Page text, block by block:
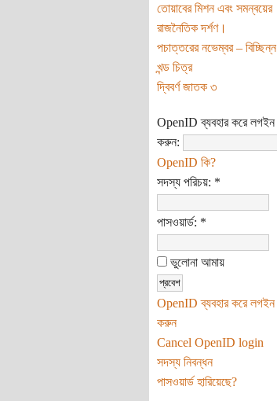
তোয়াবের মিশন এবং সমন্বয়ের
রাজনৈতিক দর্শণ।
পচাত্তরের নভেম্বর – বিচ্ছিন্ন
খন্ড চিত্র
দ্বিবর্ণ জাতক ৩
OpenID ব্যবহার করে লগইন
করুন:
OpenID কি?
সদস্য পরিচয়: *
পাসওয়ার্ড: *
ভুলোনা আমায়
OpenID ব্যবহার করে লগইন
করুন
Cancel OpenID login
সদস্য নিবন্ধন
পাসওয়ার্ড হারিয়েছে?